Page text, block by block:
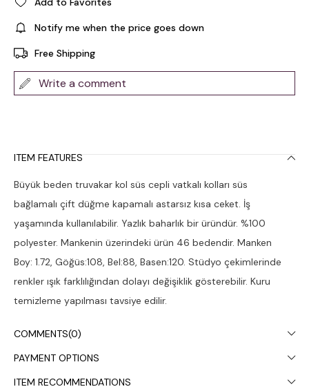
Notify me when the price goes down
Free Shipping
Write a comment
ITEM FEATURES
Büyük beden truvakar kol süs cepli vatkalı kolları süs
bağlamalı çift düğme kapamalı astarsız kısa ceket. İş
yaşamında kullanılabilir. Yazlık baharlık bir üründür. %100
polyester. Mankenin üzerindeki ürün 46 bedendir. Manken
Boy: 1.72, Göğüs:108, Bel:88, Basen:120. Stüdyo çekimlerinde
renkler ışık farklılığından dolayı değişiklik gösterebilir. Kuru
temizleme yapılması tavsiye edilir.
COMMENTS(0)
PAYMENT OPTIONS
ITEM RECOMMENDATIONS